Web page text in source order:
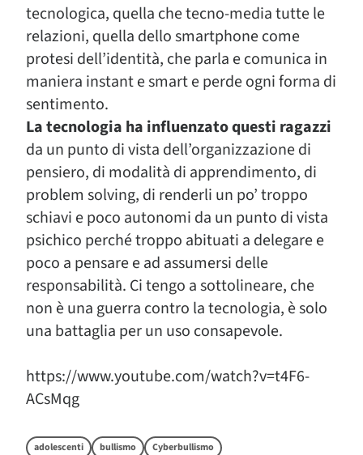
tecnologica, quella che tecno-media tutte le
relazioni, quella dello smartphone come
protesi dell’identità, che parla e comunica in
maniera instant e smart e perde ogni forma di
sentimento.
La tecnologia ha influenzato questi ragazzi
da un punto di vista dell’organizzazione di
pensiero, di modalità di apprendimento, di
problem solving, di renderli un po’ troppo
schiavi e poco autonomi da un punto di vista
psichico perché troppo abituati a delegare e
poco a pensare e ad assumersi delle
responsabilità. Ci tengo a sottolineare, che
non è una guerra contro la tecnologia, è solo
una battaglia per un uso consapevole.
https://www.youtube.com/watch?v=t4F6-
ACsMqg
adolescenti bullismo Cyberbullismo